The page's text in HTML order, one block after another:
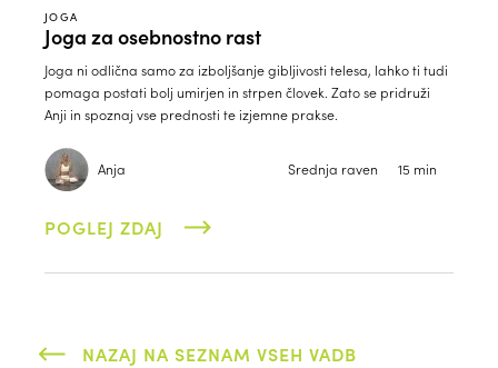
JOGA
Joga za osebnostno rast
Joga ni odlična samo za izboljšanje gibljivosti telesa, lahko ti tudi
pomaga postati bolj umirjen in strpen človek. Zato se pridruži
Anji in spoznaj vse prednosti te izjemne prakse.
Anja Srednja raven 15 min
POGLEJ ZDAJ
NAZAJ NA SEZNAM VSEH VADB